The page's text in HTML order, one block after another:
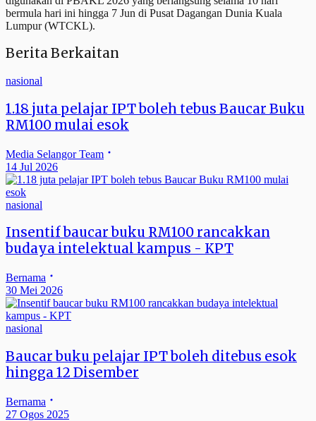
bermula hari ini hingga 7 Jun di Pusat Dagangan Dunia Kuala
Lumpur (WTCKL).
Berita Berkaitan
nasional
1.18 juta pelajar IPT boleh tebus Baucar Buku
RM100 mulai esok
Media Selangor Team
14 Jul 2026
nasional
Insentif baucar buku RM100 rancakkan
budaya intelektual kampus - KPT
Bernama
30 Mei 2026
nasional
Baucar buku pelajar IPT boleh ditebus esok
hingga 12 Disember
Bernama
27 Ogos 2025